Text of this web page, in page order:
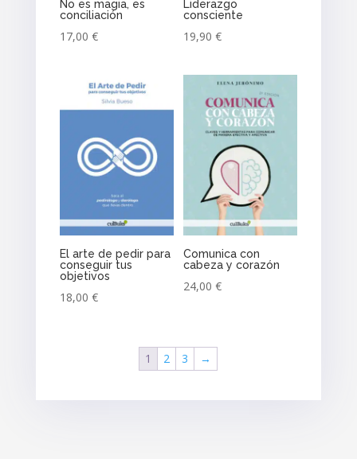
No es magia, es
conciliación
17,00 €
Liderazgo
consciente
19,90 €
El arte de pedir para
conseguir tus
objetivos
18,00 €
Comunica con
cabeza y corazón
24,00 €
1 2 3 →